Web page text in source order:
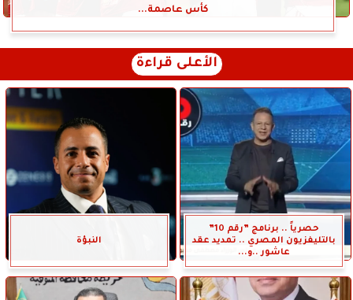
كأس عاصمة...
الأعلى قراءة
حصرياً .. برنامج ”رقم 10”
بالتليفزيون المصري .. تمديد عقد
عاشور ..و...
النبؤة